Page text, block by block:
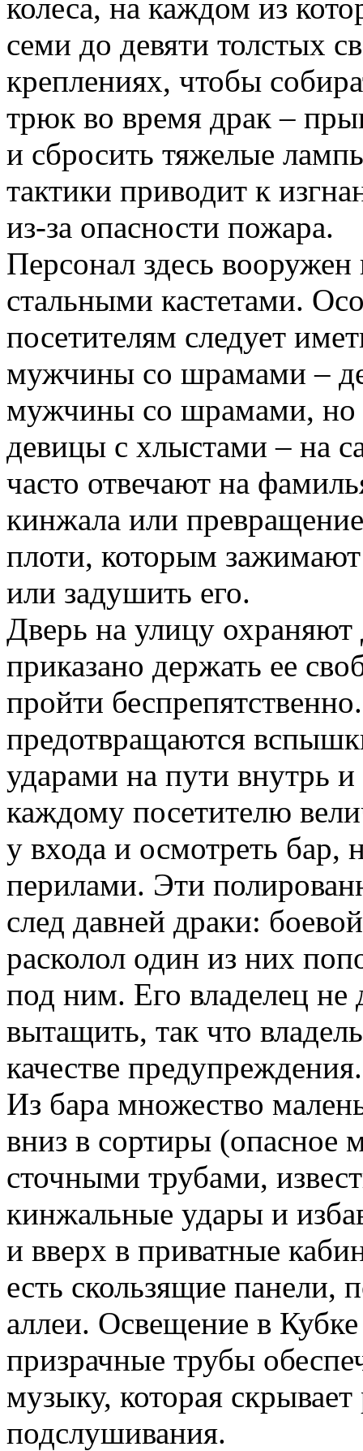
колеса, на каждом из
семи до девяти толстых
креплениях, чтобы
трюк во время драк –
и сбросить тяжелые
тактики приводит к
из-за опасности пожара.
Персонал здесь
стальными кастетами.
посетителям следует
мужчины со шрамами –
мужчины со шрамами, но
девицы с хлыстами – на
часто отвечают на
кинжала или
плоти, которым
или задушить его.
Дверь на улицу
приказано держать ее
пройти
предотвращаются
ударами на пути внутрь
каждому посетителю
у входа и осмотреть бар,
перилами. Эти
след давней драки:
расколол один из них
под ним. Его владелец не
вытащить, так что
качестве предупреждения.
Из бара множество
вниз в сортиры (опасное
сточными трубами,
кинжальные удары и
и вверх в приватные
есть скользящие
аллеи. Освещение в Кубке
призрачные трубы
музыку, которая
подслушивания.